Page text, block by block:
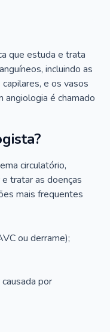
que estuda e trata
incluindo as
e os vasos
angiologia é chamado
circulatório,
tratar as doenças
mais frequentes
ou derrame);
por